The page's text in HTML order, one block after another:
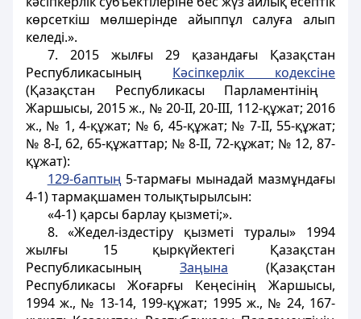
көрсеткiш мөлшерiнде айыппұл салуға алып
келеді.».
7. 2015 жылғы 29 қазандағы Қазақстан
Республикасының Кәсіпкерлік кодексіне
(Қазақстан Республикасы Парламентінің
Жаршысы, 2015 ж., № 20-II, 20-III, 112-құжат; 2016
ж., № 1, 4-құжат; № 6, 45-құжат; № 7-II, 55-құжат;
№ 8-I, 62, 65-құжаттар; № 8-II, 72-құжат; № 12, 87-
құжат):
129-баптың 5-тармағы мынадай мазмұндағы
4-1) тармақшамен толықтырылсын:
«4-1) қарсы барлау қызметі;».
8. «Жедел-iздестiру қызметi туралы» 1994
жылғы 15 қыркүйектегі Қазақстан
Республикасының Заңына (Қазақстан
Республикасы Жоғарғы Кеңесінің Жаршысы,
1994 ж., № 13-14, 199-құжат; 1995 ж., № 24, 167-